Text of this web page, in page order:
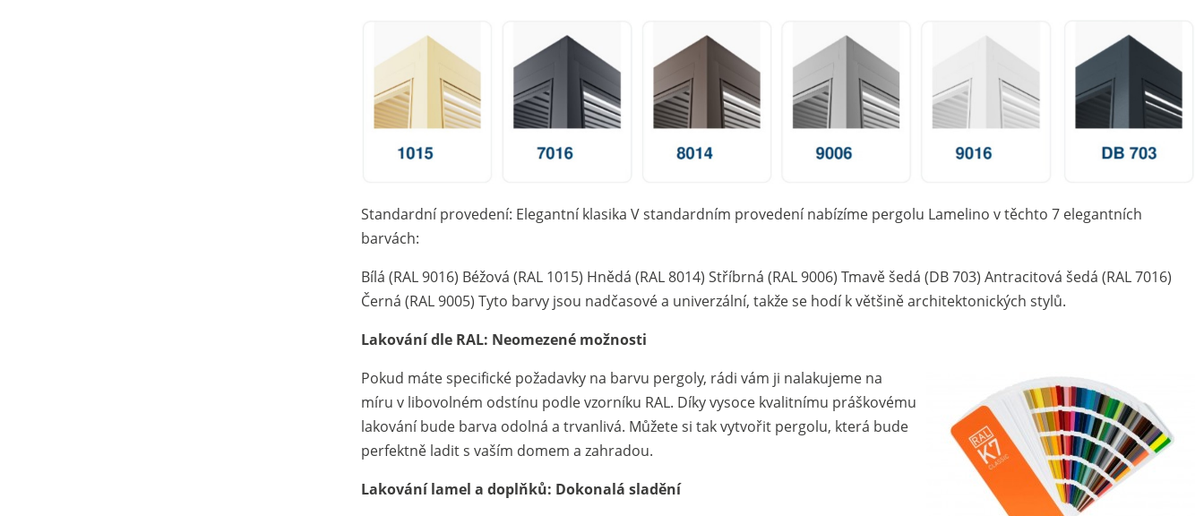
Standardní provedení: Elegantní klasika V standardním provedení nabízíme pergolu Lamelino v těchto 7 elegantních
barvách:
Bílá (RAL 9016) Béžová (RAL 1015) Hnědá (RAL 8014) Stříbrná (RAL 9006) Tmavě šedá (DB 703) Antracitová šedá (RAL 7016)
Černá (RAL 9005) Tyto barvy jsou nadčasové a univerzální, takže se hodí k většině architektonic­kých stylů.
Lakování dle RAL: Neomezené možnosti
Pokud máte specifické požadavky na barvu pergoly, rádi vám ji nalakujeme na
míru v libovolném odstínu podle vzorníku RAL. Díky vysoce kvalitnímu práškovému
lakování bude barva odolná a trvanlivá. Můžete si tak vytvořit pergolu, která bude
perfektně ladit s vaším domem a zahradou.
Lakování lamel a doplňků: Dokonalá sladění